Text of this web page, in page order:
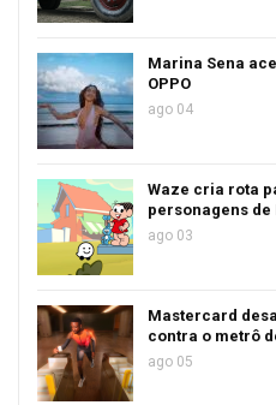
Marina Sena
OPPO
ago 04
Waze cria rota
personagens de
ago 03
Mastercard
contra o metrô
ago 05